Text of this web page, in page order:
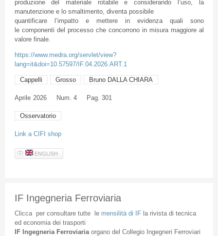
produzione del materiale rotabile e considerando l’uso, la
manutenzione e lo smaltimento, diventa possibile
quantificare l’impatto e mettere in evidenza quali sono
le componenti del processo che concorrono in misura maggiore al
valore finale.
https://www.medra.org/servlet/view?
lang=it&doi=10.57597/IF.04.2026.ART.1
Cappelli Grosso Bruno DALLA CHIARA
Aprile 2026 Num. 4 Pag. 301
Osservatorio
Link a CIFI shop
ENGLISH
IF Ingegneria Ferroviaria
Cliccaper consultare tuttele mensilità di IFla rivista di tecnica
ed economia dei trasporti
IF Ingegneria Ferroviaria organodel Collegio Ingegneri Ferroviari